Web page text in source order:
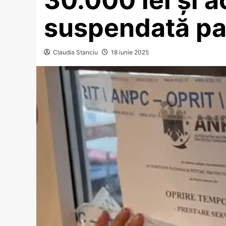
suspendată
Claudia Stanciu 18 iunie 2025